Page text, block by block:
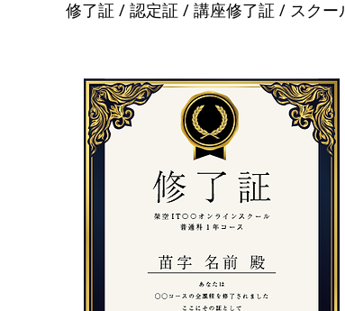
修了証 / 認定証 / 講座修了証 / スクー